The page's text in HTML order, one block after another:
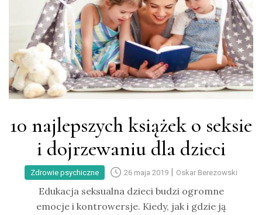
10 najlepszych książek o seksie
i dojrzewaniu dla dzieci
Zdrowie psychiczne 26 maja 2019 | Oskar Berezowski
Edukacja seksualna dzieci budzi ogromne
emocje i kontrowersje. Kiedy, jak i gdzie ją